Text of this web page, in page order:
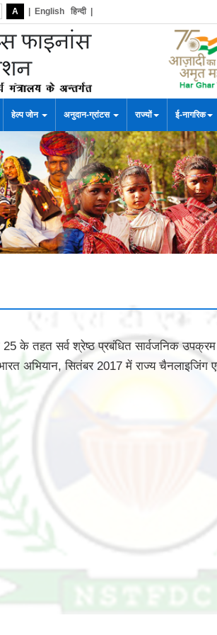
A English हिन्दी|
हेल्प जोन अनुदान-ग्रांटस राज्यों ई-नागरिक
के तहत सर्व श्रेष्ठ प्रबंधित सार्वजनिक
अभियान, सितंबर 2017 में राज्य